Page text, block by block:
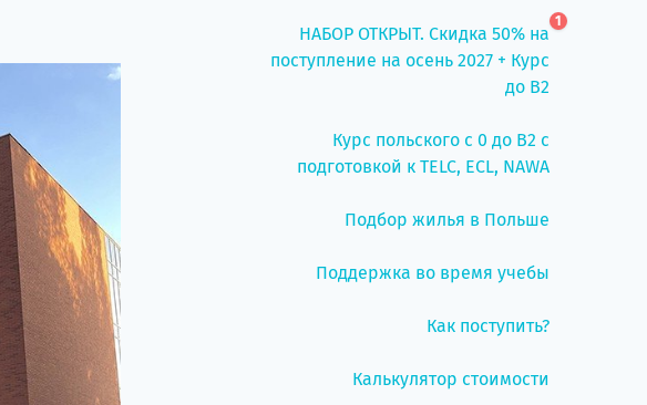
НАБОР ОТКРЫТ. Скидка 50% на
поступление на осень 2027 + Курс
до B2
1
Курс польского с 0 до B2 с
подготовкой к TELC, ECL, NAWA
Подбор жилья в Польше
Поддержка во время учебы
Как поступить?
Калькулятор стоимости